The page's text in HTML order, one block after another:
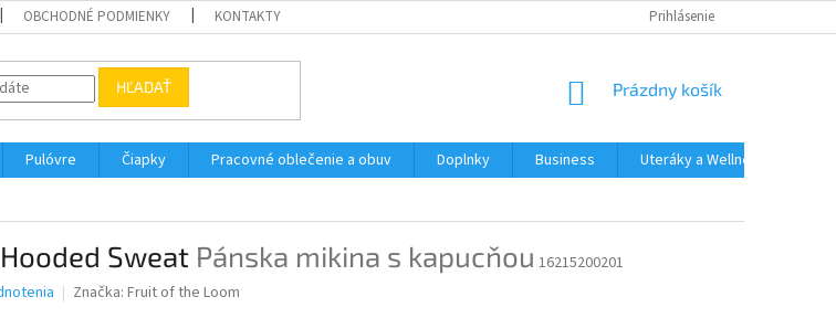
OBCHODNÉ PODMIENKY KONTAKTY Prihlásenie
HĽADAŤ
NÁKUPNÝ
Prázdny košík
Pulóvre Čiapky Pracovné oblečenie a obuv Doplnky Business Uteráky a Wellness
Sweat Pánska mikina s kapucňou 16215200201
Značka: Fruit of the Loom